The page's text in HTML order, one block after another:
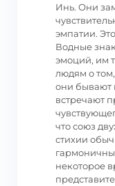
Инь. Они
эмпатии.
Водные
эмоций, им
людям о
они бывают
встречают
что союз
стихии
некоторое